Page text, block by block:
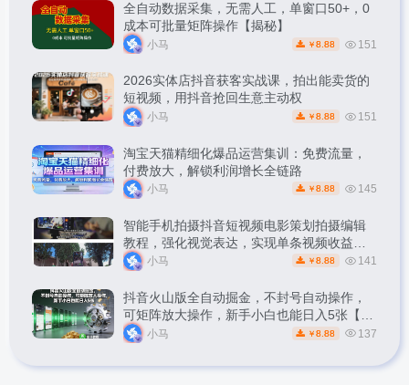
全自动数据采集，无需人工，单窗口50+，0
成本可批量矩阵操作【揭秘】
小马 ￥ 8.88 151
2026实体店抖音获客实战课，拍出能卖货的
短视频，用抖音抢回生意主动权
小马 ￥ 8.88 151
淘宝天猫精细化爆品运营集训：免费流量，
付费放大，解锁利润增长全链路
小马 ￥ 8.88 145
智能手机拍摄抖音短视频电影策划拍摄编辑
教程，强化视觉表达，实现单条视频收益破
1k
小马 ￥ 8.88 141
抖音火山版全自动掘金，不封号自动操作，
可矩阵放大操作，新手小白也能日入5张【揭
秘】小马 ￥ 8.88 137